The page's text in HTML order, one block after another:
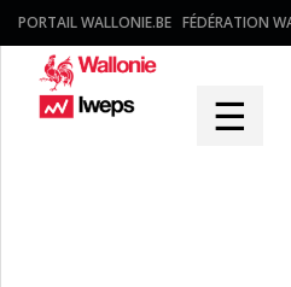
PORTAIL WALLONIE.BE FÉDÉRATION
☰